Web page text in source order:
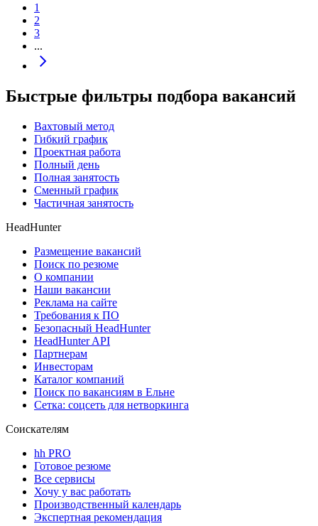
1
2
3
...
Быстрые фильтры подбора вакансий
Вахтовый метод
Гибкий график
Проектная работа
Полный день
Полная занятость
Сменный график
Частичная занятость
HeadHunter
Размещение вакансий
Поиск по резюме
О компании
Наши вакансии
Реклама на сайте
Требования к ПО
Безопасный HeadHunter
HeadHunter API
Партнерам
Инвесторам
Каталог компаний
Поиск по вакансиям в Ельне
Сетка: соцсеть для нетворкинга
Соискателям
hh PRO
Готовое резюме
Все сервисы
Хочу у вас работать
Производственный календарь
Экспертная рекомендация